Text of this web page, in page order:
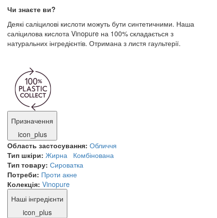
Чи знаєте ви?
Деякі саліцилові кислоти можуть бути синтетичними. Наша
саліцилова кислота Vinopure на 100% складається з
натуральних інгредієнтів. Отримана з листя гаультерії.
Призначення
icon_plus
Область застосування: Обличчя
Тип шкіри: Жирна
Комбінована
Тип товару: Сироватка
Потреби: Проти акне
Колекція: Vinopure
Наші інгредієнти
icon_plus